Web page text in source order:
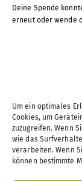
Um ein optimales
Cookies, um
zuzugreifen. Wenn
wie das
verarbeiten. Wenn
können bestimmte
Deine Spende
erneut oder wende